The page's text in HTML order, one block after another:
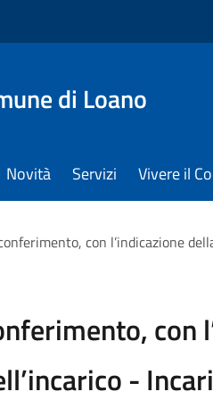
di Loano
Novità Servizi Vivere il
con l’indicazione
con
-